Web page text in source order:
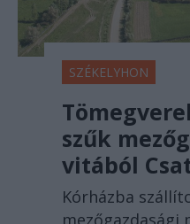
SZÉKELYHON
szűk
vitából
Kórházba